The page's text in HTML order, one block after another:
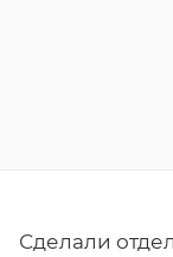
Сделали